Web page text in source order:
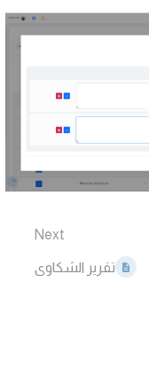
Next
تقرير الشكاوى